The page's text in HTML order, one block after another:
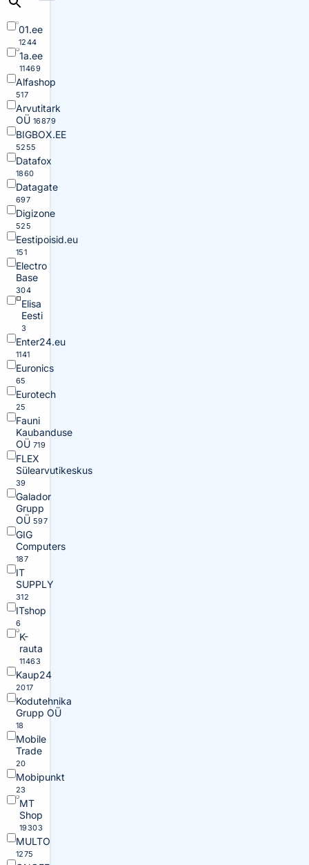
01.ee
1244
1a.ee
11469
Alfashop
517
Arvutitark
OÜ 16879
BIGBOX.EE
5255
Datafox
1860
Datagate
697
Digizone
525
Eestipoisid.eu
151
Electro
Base
304
Elisa
Eesti
3
Enter24.eu
1141
Euronics
65
Eurotech
25
Fauni
Kaubanduse
OÜ 719
FLEX
Sülearvutikeskus
39
Galador
Grupp
OÜ 597
GIG
Computers
187
IT
SUPPLY
312
ITshop
6
K-
rauta
11463
Kaup24
2017
Kodutehnika
Grupp OÜ
18
Mobile
Trade
20
Mobipunkt
23
MT
Shop
19303
MULTO
1275